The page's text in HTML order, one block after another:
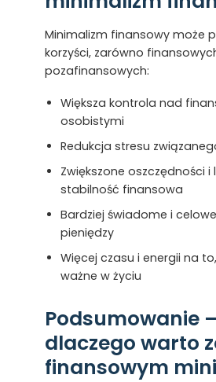
Minimalizm finansowy może
korzyści, zarówno
pozafinansowych:
Większa kontrola nad
osobistymi
Redukcja stresu
Zwiększone oszczędności i
stabilność finansowa
Bardziej świadome i
pieniędzy
Więcej czasu i energii na
ważne w życiu
Podsumowanie –
dlaczego warto
finansowym